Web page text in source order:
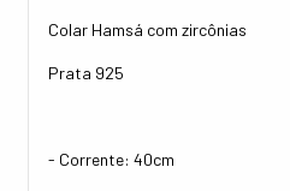
Colar Hamsá com zircônias
Prata 925
- Corrente: 40cm